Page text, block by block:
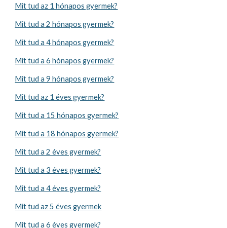
Mit tud az 1 hónapos gyermek?
Mit tud a 2 hónapos gyermek?
Mit tud a 4 hónapos gyermek?
Mit tud a 6 hónapos gyermek?
Mit tud a 9 hónapos gyermek?
Mit tud az 1 éves gyermek?
Mit tud a 15 hónapos gyermek?
Mit tud a 18 hónapos gyermek?
Mit tud a 2 éves gyermek?
Mit tud a 3 éves gyermek?
Mit tud a 4 éves gyermek?
Mit tud az 5 éves gyermek
Mit tud a 6 éves gyermek?